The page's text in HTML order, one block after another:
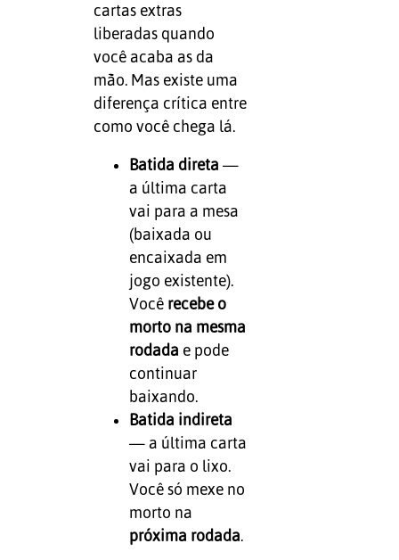
cartas extras
liberadas quando
você acaba as da
mão. Mas existe uma
diferença crítica entre
como você chega lá.
Batida direta —
a última carta
vai para a mesa
(baixada ou
encaixada em
jogo existente).
Você recebe o
morto na mesma
rodada e pode
continuar
baixando.
Batida indireta
— a última carta
vai para o lixo.
Você só mexe no
morto na
próxima rodada.